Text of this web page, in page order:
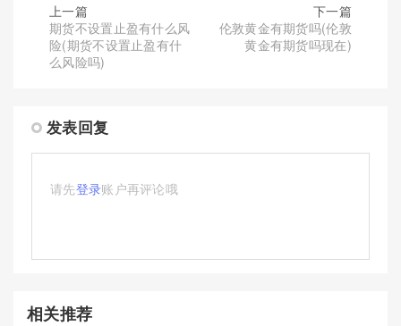
上一篇
期货不设置止盈有什么风
险(期货不设置止盈有什
么风险吗)
下一篇
伦敦黄金有期货吗(伦敦
黄金有期货吗现在)
发表回复
请先登录账户再评论哦
相关推荐